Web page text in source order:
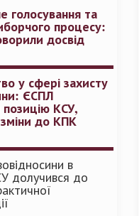
голосування та
процесу:
досвід
у сфері захисту
ЄСПЛ
позицію КСУ,
до КПК
в
долучився до